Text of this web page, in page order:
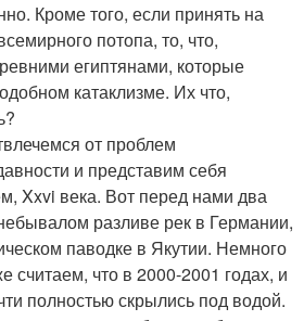
Кроме того, если принять на
потопа, то, что,
египтянами, которые
катаклизме. Их что,
от проблем
и представим себя
Xxvi века. Вот перед нами два
разливе рек в Германии,
паводке в Якутии. Немного
считаем, что в 2000-2001 годах, и
полностью скрылись под водой.